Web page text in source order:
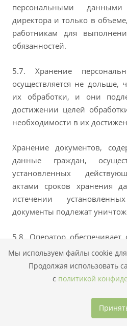
Мы используем файлы cookie
Продолжая использовать
с политикой
персональными
директора и только в
работникам для
обязанностей.
5.7. Хранение
осуществляется не дольше,
их обработки, и они
достижении целей
необходимости в их
Хранение документов,
данные граждан,
установленных
актами сроков хранения
истечении
документы подлежат
5.8. Оператор обеспечивает
персональным данным
уполномоченным
либо Оператором для
Доступ к персональным